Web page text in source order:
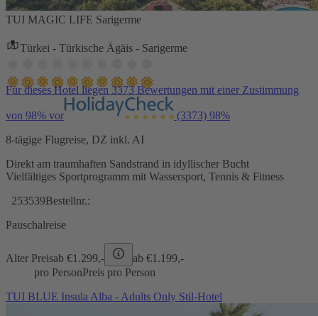
TUI MAGIC LIFE Sarigerme
Türkei - Türkische Ägäis - Sarigerme
Für dieses Hotel liegen 3373 Bewertungen mit einer Zustimmung
von 98% vor (3373) 98%
8-tägige Flugreise, DZ inkl. AI
Direkt am traumhaften Sandstrand in idyllischer Bucht
Vielfältiges Sportprogramm mit Wassersport, Tennis & Fitness
253539Bestellnr.:
Pauschalreise
Alter Preisab €1.299,- ab €1.199,-
pro PersonPreis pro Person
TUI BLUE Insula Alba - Adults Only Stil-Hotel